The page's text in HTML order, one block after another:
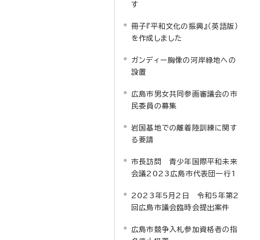
す
冊子『平和文化の振興』（英語版）
を作成しました
ガンディー胸像の河岸緑地への
設置
広島市男女共同参画審議会の市
民委員の募集
岩国基地での離着陸訓練に関す
る要請
市長訪問 青少年国際平和未来
会議2023広島市代表団一行1
2023年5月2日 令和5年第2
回広島市議会臨時会提出案件
広島市競争入札参加資格者の指